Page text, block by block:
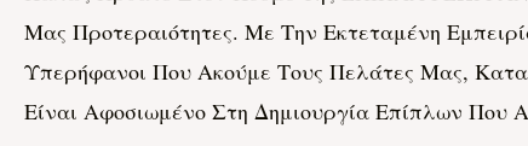
Μας Προτεραιότητες. Με Την Εκτεταμένη
Υπερήφανοι Που Ακούμε Τους Πελάτες Μας,
Είναι Αφοσιωμένο Στη Δημιουργία Επίπλων Που